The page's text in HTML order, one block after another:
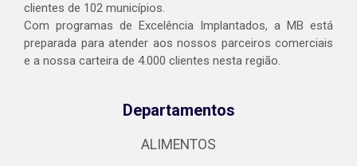
clientes de 102 municípios.
Com programas de Excelência Implantados, a MB está
preparada para atender aos nossos parceiros comerciais
e a nossa carteira de 4.000 clientes nesta região.
Departamentos
ALIMENTOS